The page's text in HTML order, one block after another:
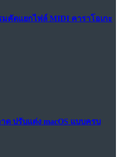
มคัดแยกไฟล์ MIDI คาราโอเกะ
ด ปรับแต่ง macOS แบบครบ